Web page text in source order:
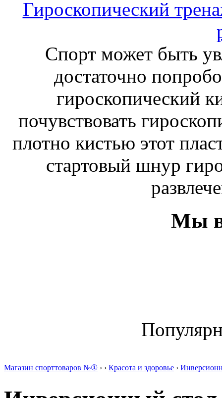
Гироскопический
Спорт может быть
достаточно
гироскопический
почувствовать
плотно кистью этот
стартовый шнур
Мы в
Магазин спорттоваров №① › › Красота и здоровье ›